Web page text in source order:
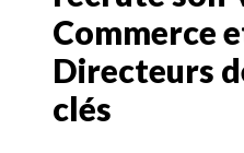
Commerce
Directeurs
clés